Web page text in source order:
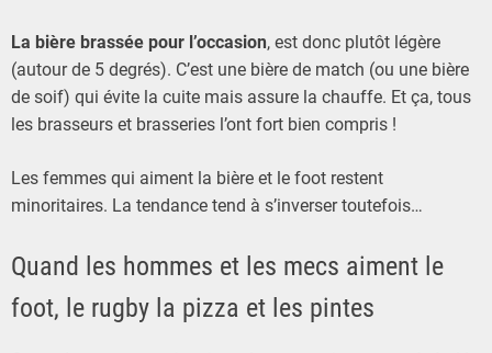
La bière brassée pour l’occasion, est donc plutôt légère
(autour de 5 degrés). C’est une bière de match (ou une bière
de soif) qui évite la cuite mais assure la chauffe. Et ça, tous
les brasseurs et brasseries l’ont fort bien compris !
Les femmes qui aiment la bière et le foot restent
minoritaires. La tendance tend à s’inverser toutefois…
Quand les hommes et les mecs aiment le
foot, le rugby la pizza et les pintes